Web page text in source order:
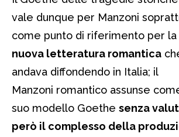
vale dunque per Manzoni
come punto di riferimento per la
nuova letteratura romantica
andava diffondendo in Italia; il
Manzoni romantico assunse
suo modello Goethe senza
però il complesso della